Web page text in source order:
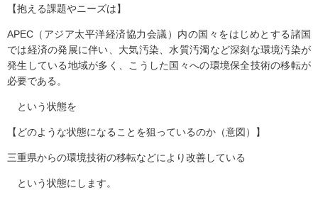
【抱える課題やニーズは】
APEC（アジア太平洋経済協力会議）内の国々をはじめとする諸国
では経済の発展に伴い、大気汚染、水質汚濁など深刻な環境汚染が
発生している地域が多く、こうした国々への環境保全技術の移転が
必要である。
という状態を
【どのような状態になることを狙っているのか（意図）】
三重県からの環境技術の移転などにより改善している
という状態にします。